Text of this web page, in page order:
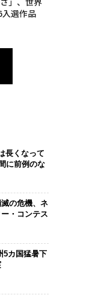
選作品
長くなって
に前例のな
の危機、ネ
・コンテス
5カ国猛暑下